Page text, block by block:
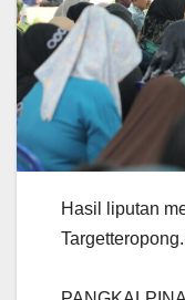
Hasil liputan